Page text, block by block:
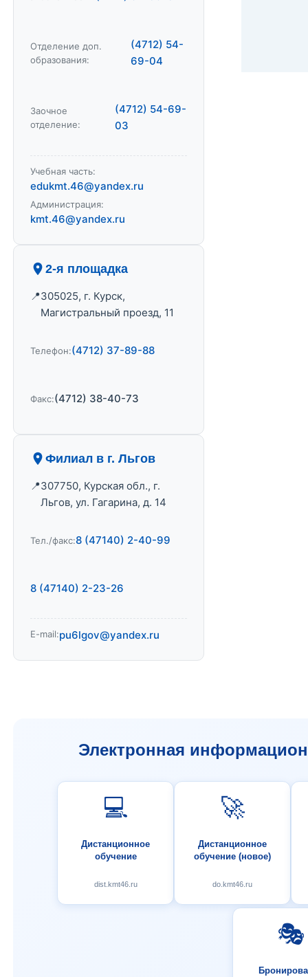
Отделение доп.
образования:
(4712) 54-
69-04
Заочное
отделение:
(4712) 54-69-
03
Учебная часть:
edukmt.46@yandex.ru
Администрация:
kmt.46@yandex.ru
2-я площадка
305025, г. Курск,
Магистральный проезд, 11
Телефон:(4712) 37-89-88
Факс:(4712) 38-40-73
Филиал в г. Льгов
307750, Курская обл., г.
Льгов, ул. Гагарина, д. 14
Тел./факс:8 (47140) 2-40-99
8 (47140) 2-23-26
E-mail:pu6lgov@yandex.ru
Электронная
💻
Дистанционное
обучение
dist.kmt46.ru
🚀
Дистанционное
обучение (новое)
do.kmt46.ru
🎭